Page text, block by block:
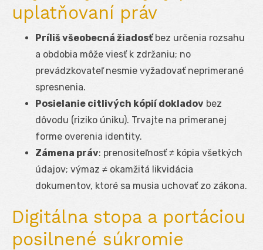
uplatňovaní práv
Príliš všeobecná žiadosťbez určenia rozsahu
a obdobia môže viesť k zdržaniu; no
prevádzkovateľ nesmie vyžadovať neprimerané
spresnenia.
Posielanie citlivých kópií dokladov bez
dôvodu (riziko úniku). Trvajte na primeranej
forme overenia identity.
Zámena práv: prenositeľnosť ≠ kópia všetkých
údajov; výmaz ≠ okamžitá likvidácia
dokumentov, ktoré sa musia uchovať zo zákona.
Digitálna stopa a portáciou
posilnené súkromie